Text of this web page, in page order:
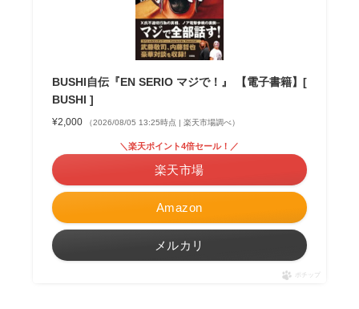
BUSHI自伝『EN SERIO マジで！』 【電子書籍】[
BUSHI ]
¥2,000 （2026/08/05 13:25時点 | 楽天市場調べ）
Amazon
＼楽天ポイント4倍セール！／
楽天市場
メルカリ
ポチップ